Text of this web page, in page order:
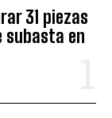
31 piezas
subasta en